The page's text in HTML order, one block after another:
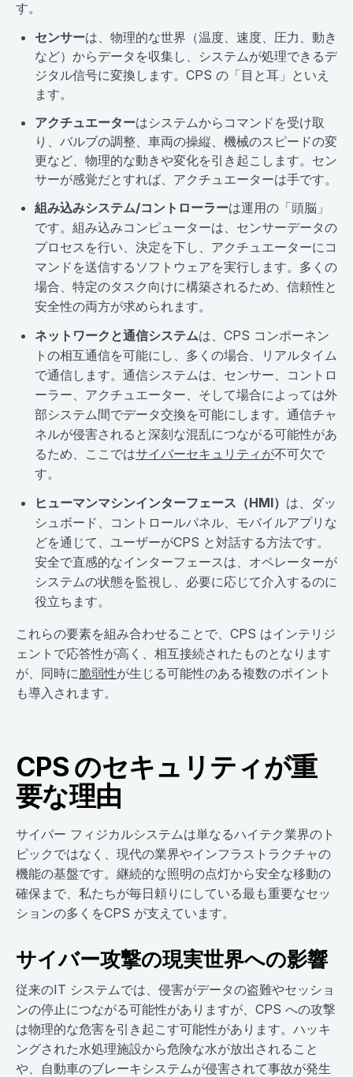
す。
センサーは、物理的な世界（温度、速度、圧力、動き
など）からデータを収集し、システムが処理できるデ
ジタル信号に変換します。CPS の「目と耳」といえ
ます。
アクチュエーターはシステムからコマンドを受け取
り、バルブの調整、車両の操縦、機械のスピードの変
更など、物理的な動きや変化を引き起こします。セン
サーが感覚だとすれば、アクチュエーターは手です。
組み込みシステム/コントローラーは運用の「頭脳」
です。組み込みコンピューターは、センサーデータの
プロセスを行い、決定を下し、アクチュエーターにコ
マンドを送信するソフトウェアを実行します。多くの
場合、特定のタスク向けに構築されるため、信頼性と
安全性の両方が求められます。
ネットワークと通信システムは、CPS コンポーネン
トの相互通信を可能にし、多くの場合、リアルタイム
で通信します。通信システムは、センサー、コントロ
ーラー、アクチュエーター、そして場合によっては外
部システム間でデータ交換を可能にします。通信チャ
ネルが侵害されると深刻な混乱につながる可能性があ
るため、ここではサイバーセキュリティが不可欠で
す。
ヒューマンマシンインターフェース（HMI） は、ダッ
シュボード、コントロールパネル、モバイルアプリな
どを通じて、ユーザーがCPS と対話する方法です。
安全で直感的なインターフェースは、オペレーターが
システムの状態を監視し、必要に応じて介入するのに
役立ちます。
これらの要素を組み合わせることで、CPS はインテリジ
ェントで応答性が高く、相互接続されたものとなります
が、同時に脆弱性が生じる可能性のある複数のポイント
も導入されます。
CPS のセキュリティが重
要な理由
サイバー フィジカルシステムは単なるハイテク業界のト
ピックではなく、現代の業界やインフラストラクチャの
機能の基盤です。継続的な照明の点灯から安全な移動の
確保まで、私たちが毎日頼りにしている最も重要なセッ
ションの多くをCPS が支えています。
サイバー攻撃の現実世界への影響
従来のIT システムでは、侵害がデータの盗難やセッショ
ンの停止につながる可能性がありますが、CPS への攻撃
は物理的な危害を引き起こす可能性があります。ハッキ
ングされた水処理施設から危険な水が放出されること
や、自動車のブレーキシステムが侵害されて事故が発生